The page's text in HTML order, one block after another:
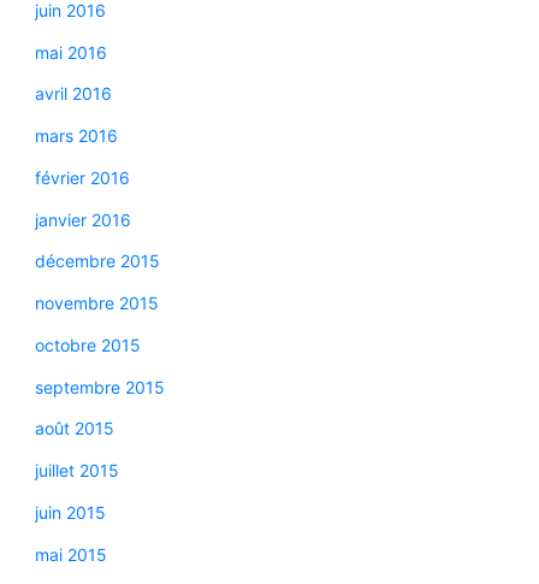
juin 2016
mai 2016
avril 2016
mars 2016
février 2016
janvier 2016
décembre 2015
novembre 2015
octobre 2015
septembre 2015
août 2015
juillet 2015
juin 2015
mai 2015